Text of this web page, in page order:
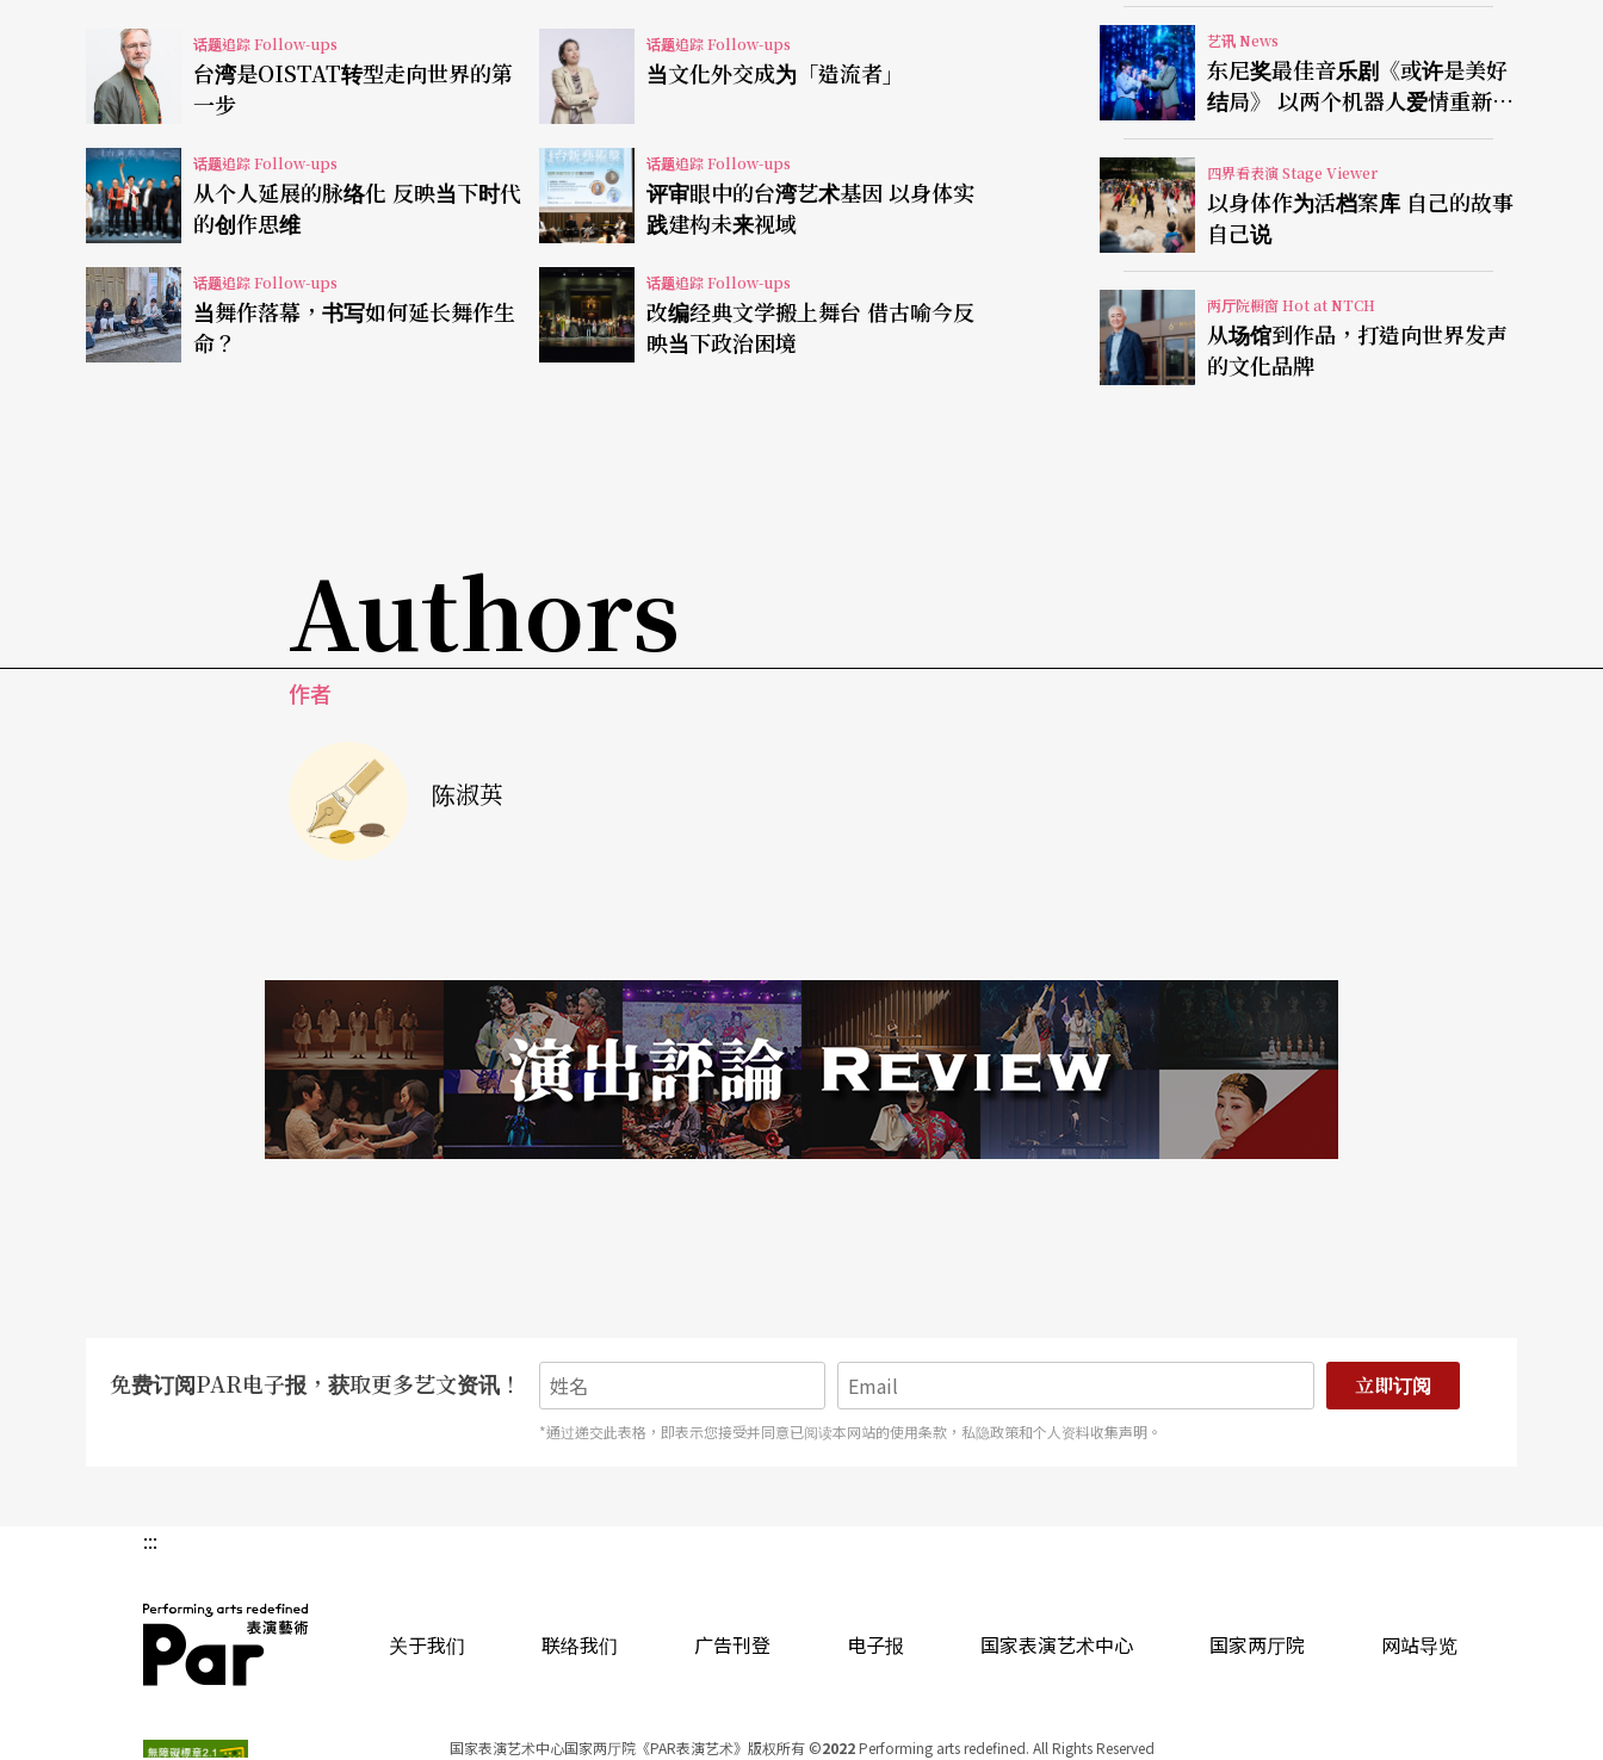
蕾雅也来挑战，年纪最小的只有十岁。他们唱跳百老汇音乐剧、表演高空环舞、也有诠释独白
剧、舞剧、演唱组曲，明显看出各个把握机会大展身手。
演后直接提问 八大评审各有看点
果陀剧场梁志民导演数次要求演唱西洋音乐剧的表演者清唱一段中文歌曲，「听中文咬字及情感
表达张力」，他直言，「台湾中文音乐剧已经发展很多年了，既是甄选中文音乐剧演员，若在这
方面有所准备，会更有机会脱颖而出。」
故事工厂艺术总监黄致凯听新秀歌声「嗓音甜美」，可是演唱时「双脚钉地板」，于是请她再唱
说话可以看出他的想像力，对表演投入的专注度，以及分享的信念能不能让你信服。」
绿光剧团团长罗北安提点：「甄选不是表演，是让评审看到你最棒的部分，譬如自认声音漂亮就
表现声音。」他并建议青年表演者「不要选择距离自己年龄太远的角色，否则一个嘴型，一个动
当新秀表演完毕，谢念祖总不忘举起手中的红星牌子，表示欣赏，「不管现在这些表演者的能力
在哪个阶段，但可以感受到他们就是那么喜欢表演，那么在意表演这件事。」回想筹办活动起
谢念祖的初心不仅得到七大团队支持，国家表演艺术中心董事长朱宗庆与国家两厅院艺术总监刘
怡汝更以协办方式免费借出戏剧院供决选使用。
话题追踪 Follow-ups
台湾是OISTAT转型走向世界的第
一步
话题追踪 Follow-ups
当文化外交成为「造流者」
话题追踪 Follow-ups
从个人延展的脉络化 反映当下时代
的创作思维
话题追踪 Follow-ups
评审眼中的台湾艺术基因 以身体实
践建构未来视域
话题追踪 Follow-ups
当舞作落幕，书写如何延长舞作生
命？
话题追踪 Follow-ups
改编经典文学搬上舞台 借古喻今反
映当下政治困境
艺讯 News
东尼奖最佳音乐剧《或许是美好
结局》 以两个机器人爱情重新凝
视有限人生
四界看表演 Stage Viewer
以身体作为活档案库 自己的故事
自己说
两厅院橱窗 Hot at NTCH
从场馆到作品，打造向世界发声
的文化品牌
Authors
作者
陈淑英
免费订阅PAR电子报，获取更多艺文资讯！ 立即订阅
*通过递交此表格，即表示您接受并同意已阅读本网站的使用条款，私隐政策和个人资料收集声明。
:::
关于我们 联络我们 广告刊登 电子报 国家表演艺术中心 国家两厅院 网站导览
国家表演艺术中心国家两厅院《PAR表演艺术》版权所有 ©2022Performing arts redefined. All Rights Reserved